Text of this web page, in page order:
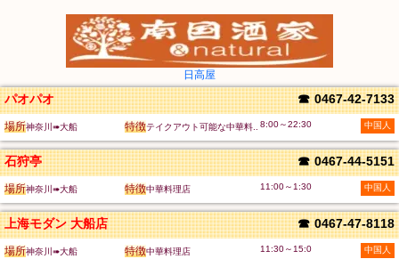
日高屋
パオパオ ☎ 0467-42-7133
場所神奈川➠大船 特徴テイクアウト可能な中華料.. 8:00～22:30 中国人
石狩亭 ☎ 0467-44-5151
場所神奈川➠大船 特徴中華料理店 11:00～1:30 中国人
上海モダン 大船店 ☎ 0467-47-8118
場所神奈川➠大船 特徴中華料理店 11:30～15:0 中国人